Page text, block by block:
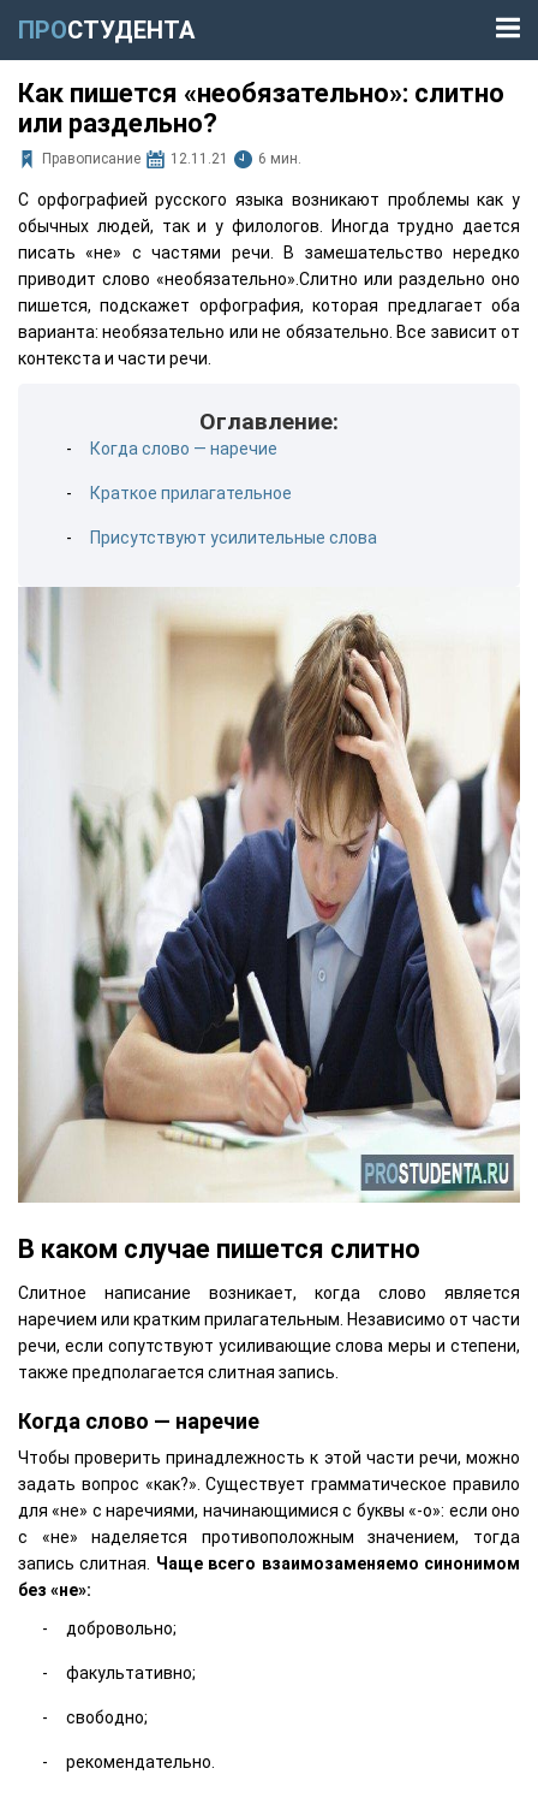
ПРОСТУДЕНТА
Как пишется «необязательно»: слитно
или раздельно?
Правописание 12.11.21 6 мин.
С орфографией русского языка возникают проблемы как у
обычных людей, так и у филологов. Иногда трудно дается
писать «не» с частями речи. В замешательство нередко
приводит слово «необязательно».Слитно или раздельно оно
пишется, подскажет орфография, которая предлагает оба
варианта: необязательно или не обязательно. Все зависит от
контекста и части речи.
Оглавление:
Когда слово — наречие
Краткое прилагательное
Присутствуют усилительные слова
В каком случае пишется слитно
Слитное написание возникает, когда слово является
наречием или кратким прилагательным. Независимо от части
речи, если сопутствуют усиливающие слова меры и степени,
также предполагается слитная запись.
Когда слово — наречие
Чтобы проверить принадлежность к этой части речи, можно
задать вопрос «как?». Существует грамматическое правило
для «не» с наречиями, начинающимися с буквы «-о»: если оно
с «не» наделяется противоположным значением, тогда
запись слитная. Чаще всего взаимозаменяемо синонимом
без «не»:
добровольно;
факультативно;
свободно;
рекомендательно.